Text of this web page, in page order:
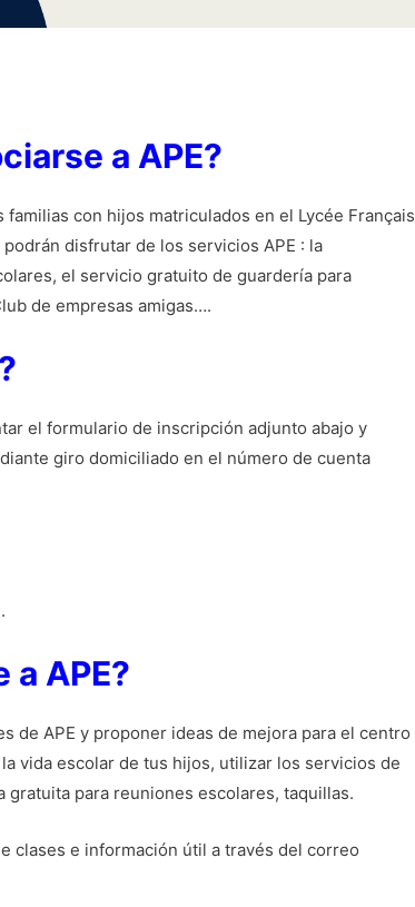
a APE?
familias con hijos matriculados en el Lycée Français
disfrutar de los servicios APE : la
el servicio gratuito de guardería para
de empresas amigas….
el formulario de inscripción adjunto abajo y
giro domiciliado en el número de cuenta
.
a APE?
de APE y proponer ideas de mejora para el centro
vida escolar de tus hijos, utilizar los servicios de
para reuniones escolares, taquillas.
clases e información útil a través del correo